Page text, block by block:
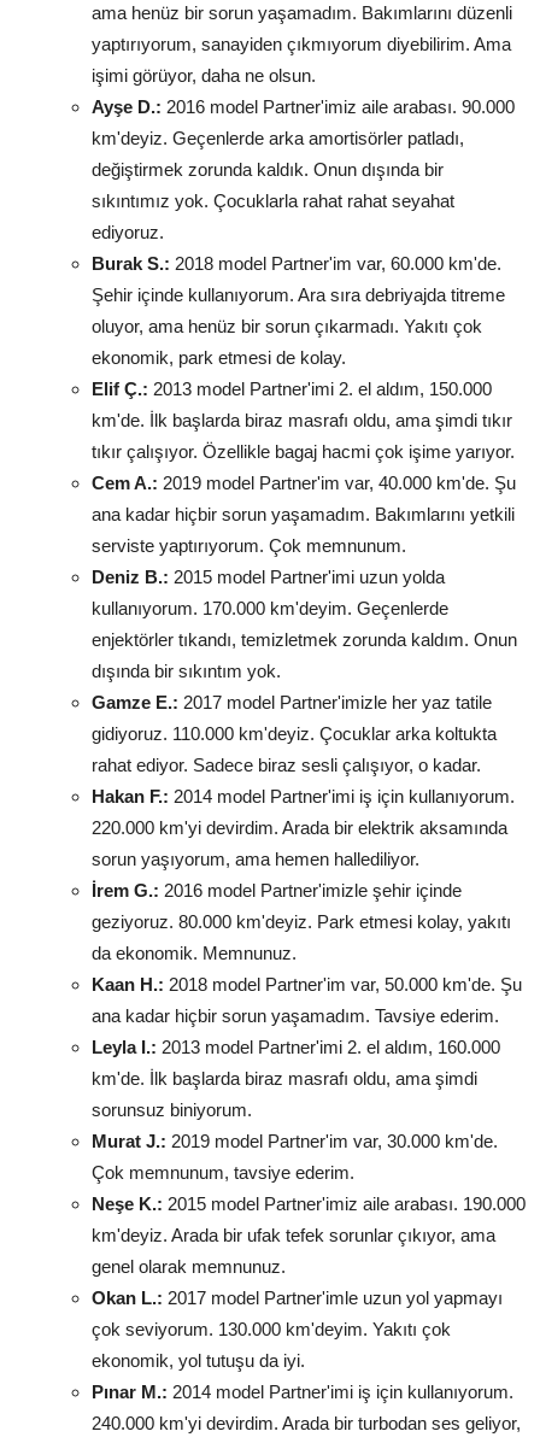
ama henüz bir sorun yaşamadım. Bakımlarını düzenli
yaptırıyorum, sanayiden çıkmıyorum diyebilirim. Ama
işimi görüyor, daha ne olsun.
Ayşe D.: 2016 model Partner'imiz aile arabası. 90.000
km'deyiz. Geçenlerde arka amortisörler patladı,
değiştirmek zorunda kaldık. Onun dışında bir
sıkıntımız yok. Çocuklarla rahat rahat seyahat
ediyoruz.
Burak S.: 2018 model Partner'im var, 60.000 km'de.
Şehir içinde kullanıyorum. Ara sıra debriyajda titreme
oluyor, ama henüz bir sorun çıkarmadı. Yakıtı çok
ekonomik, park etmesi de kolay.
Elif Ç.: 2013 model Partner'imi 2. el aldım, 150.000
km'de. İlk başlarda biraz masrafı oldu, ama şimdi tıkır
tıkır çalışıyor. Özellikle bagaj hacmi çok işime yarıyor.
Cem A.: 2019 model Partner'im var, 40.000 km'de. Şu
ana kadar hiçbir sorun yaşamadım. Bakımlarını yetkili
serviste yaptırıyorum. Çok memnunum.
Deniz B.: 2015 model Partner'imi uzun yolda
kullanıyorum. 170.000 km'deyim. Geçenlerde
enjektörler tıkandı, temizletmek zorunda kaldım. Onun
dışında bir sıkıntım yok.
Gamze E.: 2017 model Partner'imizle her yaz tatile
gidiyoruz. 110.000 km'deyiz. Çocuklar arka koltukta
rahat ediyor. Sadece biraz sesli çalışıyor, o kadar.
Hakan F.: 2014 model Partner'imi iş için kullanıyorum.
220.000 km'yi devirdim. Arada bir elektrik aksamında
sorun yaşıyorum, ama hemen hallediliyor.
İrem G.: 2016 model Partner'imizle şehir içinde
geziyoruz. 80.000 km'deyiz. Park etmesi kolay, yakıtı
da ekonomik. Memnunuz.
Kaan H.: 2018 model Partner'im var, 50.000 km'de. Şu
ana kadar hiçbir sorun yaşamadım. Tavsiye ederim.
Leyla I.: 2013 model Partner'imi 2. el aldım, 160.000
km'de. İlk başlarda biraz masrafı oldu, ama şimdi
sorunsuz biniyorum.
Murat J.: 2019 model Partner'im var, 30.000 km'de.
Çok memnunum, tavsiye ederim.
Neşe K.: 2015 model Partner'imiz aile arabası. 190.000
km'deyiz. Arada bir ufak tefek sorunlar çıkıyor, ama
genel olarak memnunuz.
Okan L.: 2017 model Partner'imle uzun yol yapmayı
çok seviyorum. 130.000 km'deyim. Yakıtı çok
ekonomik, yol tutuşu da iyi.
Pınar M.: 2014 model Partner'imi iş için kullanıyorum.
240.000 km'yi devirdim. Arada bir turbodan ses geliyor,